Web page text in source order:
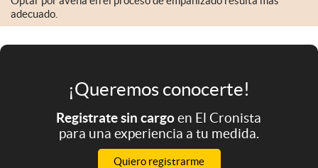
adecuado.
¡Queremos conocerte!
Registrate sin cargoen El Cronista
para una experiencia a tu medida.
Quiero registrarme